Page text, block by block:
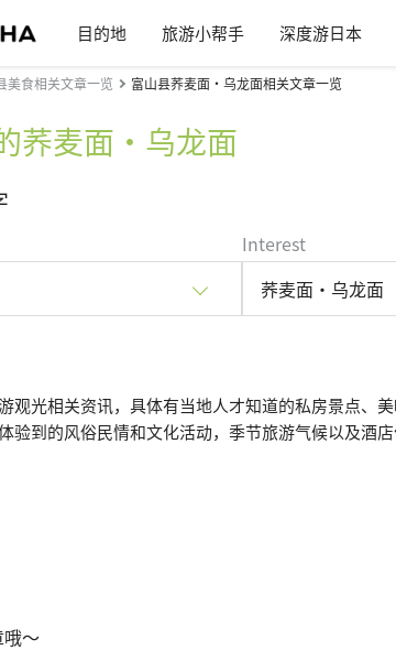
目的地 旅游小帮手 深度游日本
美食相关文章一览 富山县荞麦面・乌龙面相关文章一览
荞麦面・乌龙面
Interest
荞麦面・乌龙面
观光相关资讯，具体有当地人才知道的私房景点、
验到的风俗民情和文化活动，季节旅游气候以及酒店
～